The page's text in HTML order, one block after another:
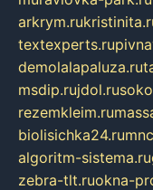
arkrym.ru
textexperts.ru
demolalapaluza.ru
msdip.rujdol.ru
rezemkleim.ru
biolisichka24.ru
algoritm-sistema.ru
zebra-tlt.ruokna-